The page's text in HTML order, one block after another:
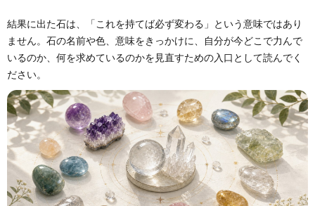
結果に出た石は、「これを持てば必ず変わる」という意味ではあり
ません。石の名前や色、意味をきっかけに、自分が今どこで力んで
いるのか、何を求めているのかを見直すための入口として読んでく
ださい。